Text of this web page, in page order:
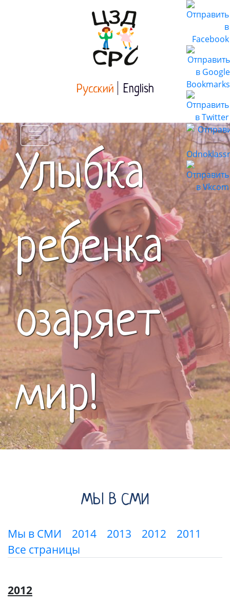
Русский English
Улыбка
ребенка
озаряет
мир!
МЫ В СМИ
Мы в СМИ 2014 2013 2012
2011
Все страницы
2012